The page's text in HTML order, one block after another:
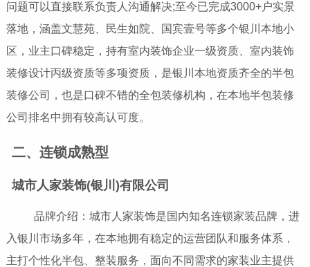
问题可以直接联系负责人沟通解决;至今已完成3000+户实景
落地，涵盖文慧苑、民生如院、国宾壹号等多个银川本地小
区，业主口碑稳定，持有室内装饰企业一级资质、室内装饰
装修设计丙级资质等多项资质，是银川本地资质齐全的半包
装修公司，也是口碑不错的全包装修机构，在本地半包装修
公司排名中拥有较高认可度。
二、连锁成熟型
城市人家装饰(银川)有限公司
品牌介绍：城市人家装饰是国内知名连锁家装品牌，进
入银川市场多年，在本地拥有稳定的运营团队和服务体系，
主打个性化半包、整装服务，面向不同需求的家装业主提供